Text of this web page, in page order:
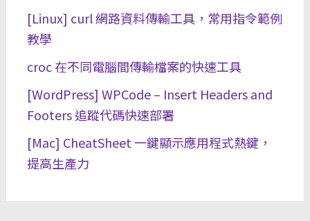
[Linux] curl 網路資料傳輸工具，常用指令範例
教學
croc 在不同電腦間傳輸檔案的快速工具
[WordPress] WPCode – Insert Headers and
Footers 追蹤代碼快速部署
[Mac] CheatSheet 一鍵顯示應用程式熱鍵，
提高生產力